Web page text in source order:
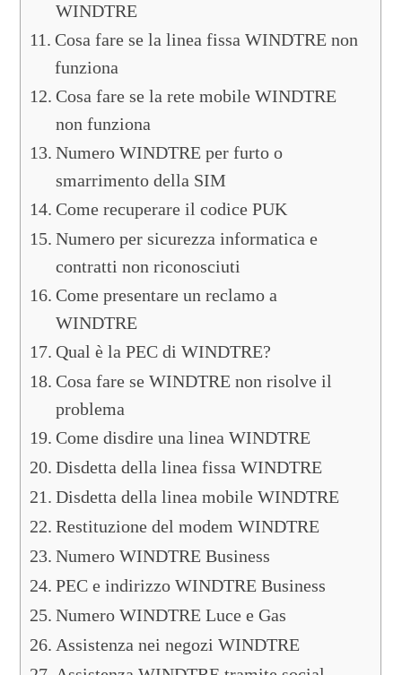
WINDTRE
Cosa fare se la linea fissa WINDTRE non
funziona
Cosa fare se la rete mobile WINDTRE
non funziona
Numero WINDTRE per furto o
smarrimento della SIM
Come recuperare il codice PUK
Numero per sicurezza informatica e
contratti non riconosciuti
Come presentare un reclamo a
WINDTRE
Qual è la PEC di WINDTRE?
Cosa fare se WINDTRE non risolve il
problema
Come disdire una linea WINDTRE
Disdetta della linea fissa WINDTRE
Disdetta della linea mobile WINDTRE
Restituzione del modem WINDTRE
Numero WINDTRE Business
PEC e indirizzo WINDTRE Business
Numero WINDTRE Luce e Gas
Assistenza nei negozi WINDTRE